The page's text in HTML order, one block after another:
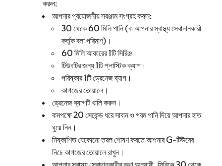
করুন:
আপনার প্রয়োজনীয় সরঞ্জাম সংগ্রহ করুন:
30 থেকে 60 মিলি পানি (বা আপনার স্বাস্থ্য সেবাদানকারী
কর্তৃক বলা পরিমাণ)।
60 মিলি আকারের 1টি সিরিঞ্জ।
টিউবটির জন্য 1টি প্লাস্টিক ক্যাপ।
পরিষ্কার 1টি ড্রেনেজ ব্যাগ।
কাগজের তোয়ালে।
ড্রেনেজ ব্যাগটি খালি করুন।
কমপক্ষে 20 সেকেন্ড ধরে সাবান ও গরম পানি দিয়ে আপনার হাত
ধুয়ে নিন।
নিষ্কাশিত যেকোনো তরল শোষণ করতে আপনার G-টিউবের
নিচে কাগজের তোয়ালে রাখুন।